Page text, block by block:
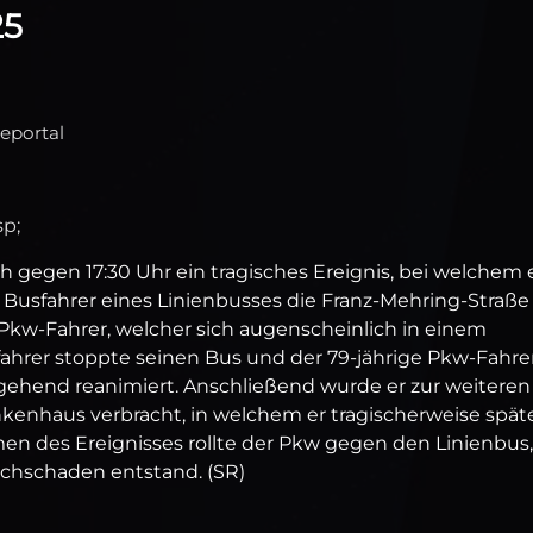
gegen 17:30 Uhr ein tragisches Ereignis, bei welchem
eines Linienbusses die Franz-Mehring-Straße
Fahrer, welcher sich augenscheinlich in einem
stoppte seinen Bus und der 79-jährige Pkw-
reanimiert. Anschließend wurde er zur weiteren
verbracht, in welchem er tragischerweise
des Ereignisses rollte der Pkw gegen den Linienbus,
entstand. (SR)